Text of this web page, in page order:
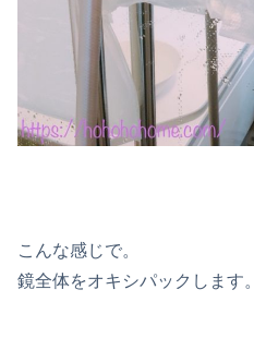
こんな感じで。
鏡全体をオキシパックします。